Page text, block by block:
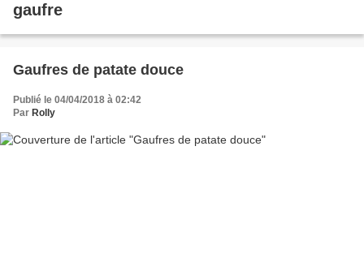
gaufre
Gaufres de patate douce
Publié le 04/04/2018 à 02:42
Par Rolly